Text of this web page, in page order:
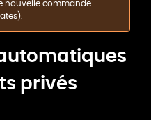
nouvelle commande
privés